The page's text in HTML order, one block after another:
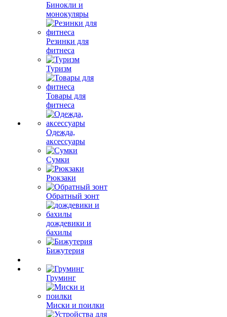
Бинокли и
монокуляры
Резинки для
фитнеса
Туризм
Товары для
фитнеса
Одежда,
аксессуары
Сумки
Рюкзаки
Обратный зонт
дождевики и
бахилы
Бижутерия
Груминг
Миски и поилки